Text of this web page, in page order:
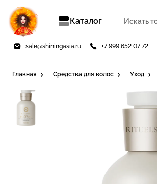
Каталог
sale@shiningasia.ru +7 999 652 07 72
Главная Средства для волос Уход